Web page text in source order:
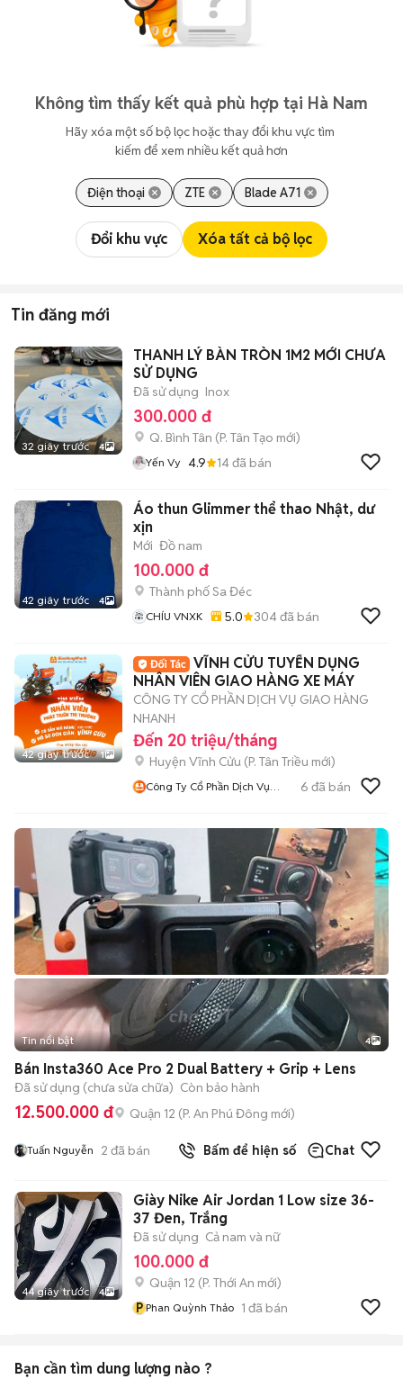
Không tìm thấy kết quả phù hợp tại Hà Nam
Hãy xóa một số bộ lọc hoặc thay đổi khu vực tìm
kiếm để xem nhiều kết quả hơn
Điện thoại ZTE Blade A71
Đổi khu vực Xóa tất cả bộ lọc
Tin đăng mới
32 giây trước 4
THANH LÝ BÀN TRÒN 1M2 MỚI CHƯA
SỬ DỤNG
Đã sử dụng Inox
300.000 đ
Q. Bình Tân (P. Tân Tạo mới)
Yến Vy 4.9 14đã bán
42 giây trước 4
Áo thun Glimmer thể thao Nhật, dư
xịn
Mới Đồ nam
100.000 đ
Thành phố Sa Đéc
CHÍU VNXK 5.0 304đã bán
42 giây trước 1
VĨNH CỬU TUYỂN DỤNG
NHÂN VIÊN GIAO HÀNG XE MÁY
CÔNG TY CỔ PHẦN DỊCH VỤ GIAO HÀNG
NHANH
Đến 20 triệu/tháng
Huyện Vĩnh Cửu (P. Tân Triều mới)
Công Ty Cổ Phần Dịch Vụ
6 đã bán
Tin nổi bật 4
Bán Insta360 Ace Pro 2 Dual Battery + Grip + Lens
Đã sử dụng (chưa sửa chữa) Còn bảo hành
12.500.000 đ Quận 12 (P. An Phú Đông mới)
Tuấn Nguyễn 2 đã bán Bấm để hiện số Chat
44 giây trước 4
Giày Nike Air Jordan 1 Low size 36-
37 Đen, Trắng
Đã sử dụng Cả nam và nữ
100.000 đ
Quận 12 (P. Thới An mới)
P Phan Quỳnh Thảo 1 đã bán
Bạn cần tìm dung lượng nào ?